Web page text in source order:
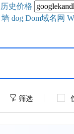
历史价格
墙 dog Dom域名网